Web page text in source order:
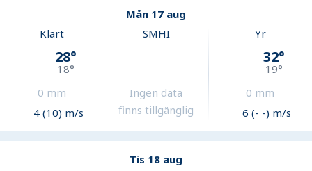
Mån 17 aug
Klart
28°
18°
0 mm
4 (10) m/s
SMHI
Ingen data
finns tillgänglig
Yr
32°
19°
0 mm
6 (- -) m/s
Tis 18 aug